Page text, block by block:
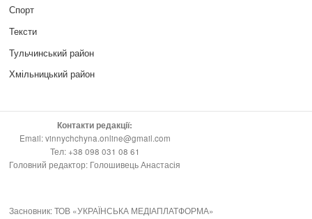
Спорт
Тексти
Тульчинський район
Хмільницький район
Контакти редакції:
Email: vinnychchyna.online@gmail.com
Тел: +38 098 031 08 61
Головний редактор: Голошивець Анастасія
Засновник: ТОВ «УКРАЇНСЬКА МЕДІАПЛАТФОРМА»